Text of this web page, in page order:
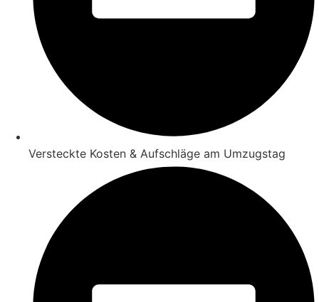
Versteckte Kosten & Aufschläge am Umzugstag